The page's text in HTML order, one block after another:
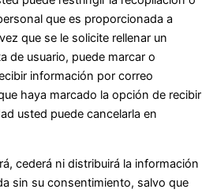
que es proporcionada a
que se le solicite rellenar un
de usuario, puede marcar o
información por correo
haya marcado la opción de recibir
usted puede cancelarla en
cederá ni distribuirá la información
sin su consentimiento, salvo que